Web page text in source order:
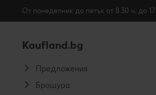
От понеделник до петък от 8.30 ч. до
Kaufland.bg
Предложения
Брошура